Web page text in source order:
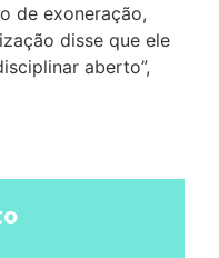
de exoneração,
disse que ele
aberto”,